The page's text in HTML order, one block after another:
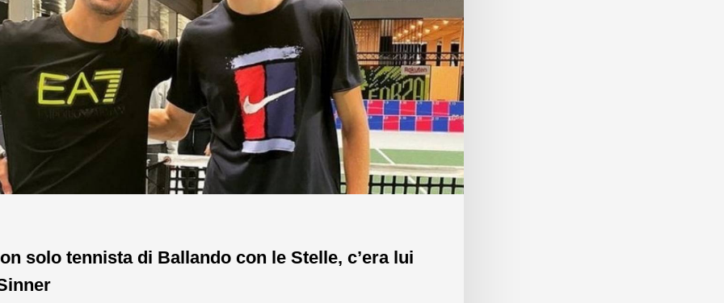
solo tennista di Ballando con le Stelle, c’era lui